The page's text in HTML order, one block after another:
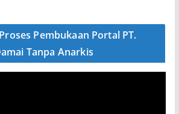
Pembukaan Portal PT.
Tanpa Anarkis